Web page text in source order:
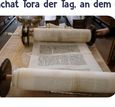
Tora der Tag, an